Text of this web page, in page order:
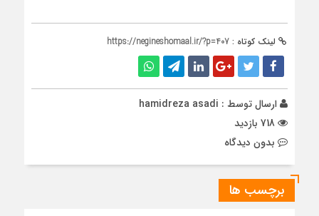
لینک کوتاه : https://negineshomaal.ir/?p=407
ارسال توسط : hamidreza asadi
بدون دیدگاه
برچسب ها